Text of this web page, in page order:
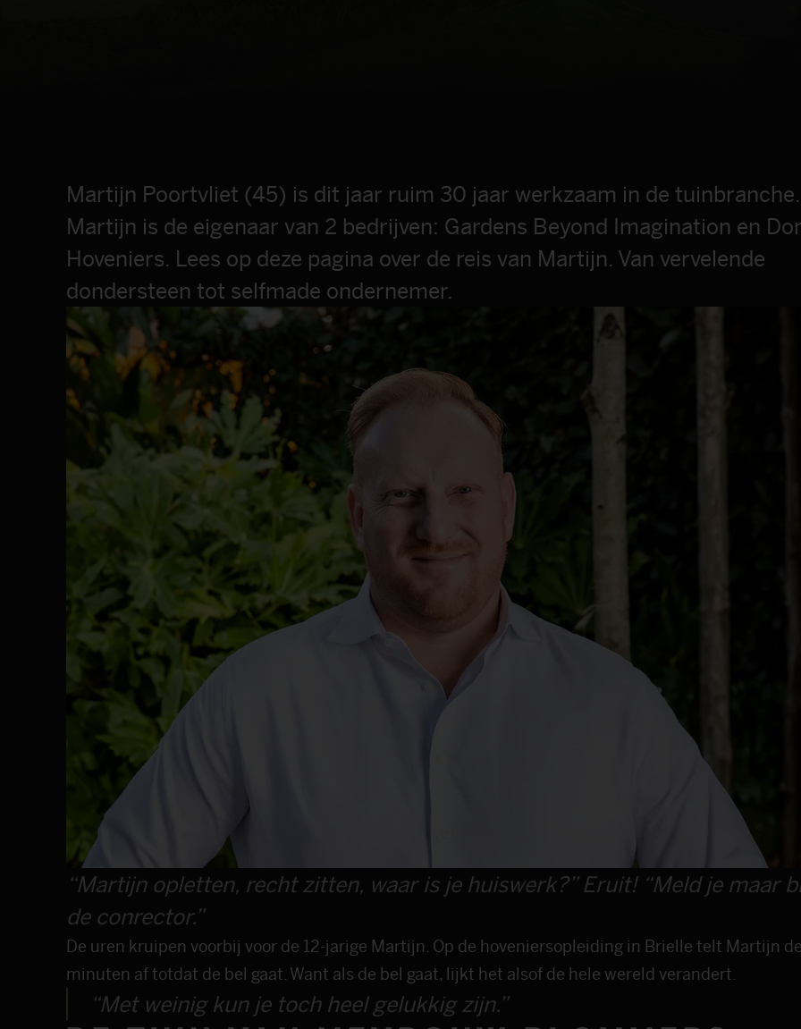
Martijn Poortvliet (45) is dit jaar ruim 30 jaar werkzaam in de tuinbranche.
Martijn is de eigenaar van 2 bedrijven: Gardens Beyond Imagination en
Hoveniers. Lees op deze pagina over de reis van Martijn. Van vervelende
dondersteen tot selfmade ondernemer.
“Martijn opletten, recht zitten, waar is je huiswerk?” Eruit! “Meld je maar
de conrector.”
De uren kruipen voorbij voor de 12-jarige Martijn. Op de hoveniersopleiding in Brielle telt Martijn
minuten af totdat de bel gaat. Want als de bel gaat, lijkt het alsof de hele wereld verandert.
“Met weinig kun je toch heel gelukkig zijn.”